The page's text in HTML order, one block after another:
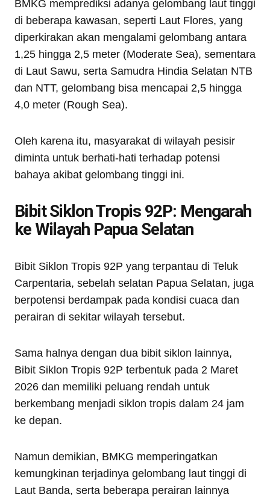
BMKG memprediksi adanya gelombang laut tinggi
di beberapa kawasan, seperti Laut Flores, yang
diperkirakan akan mengalami gelombang antara
1,25 hingga 2,5 meter (Moderate Sea), sementara
di Laut Sawu, serta Samudra Hindia Selatan NTB
dan NTT, gelombang bisa mencapai 2,5 hingga
4,0 meter (Rough Sea).
Oleh karena itu, masyarakat di wilayah pesisir
diminta untuk berhati-hati terhadap potensi
bahaya akibat gelombang tinggi ini.
Bibit Siklon Tropis 92P: Mengarah
ke Wilayah Papua Selatan
Bibit Siklon Tropis 92P yang terpantau di Teluk
Carpentaria, sebelah selatan Papua Selatan, juga
berpotensi berdampak pada kondisi cuaca dan
perairan di sekitar wilayah tersebut.
Sama halnya dengan dua bibit siklon lainnya,
Bibit Siklon Tropis 92P terbentuk pada 2 Maret
2026 dan memiliki peluang rendah untuk
berkembang menjadi siklon tropis dalam 24 jam
ke depan.
Namun demikian, BMKG memperingatkan
kemungkinan terjadinya gelombang laut tinggi di
Laut Banda, serta beberapa perairan lainnya